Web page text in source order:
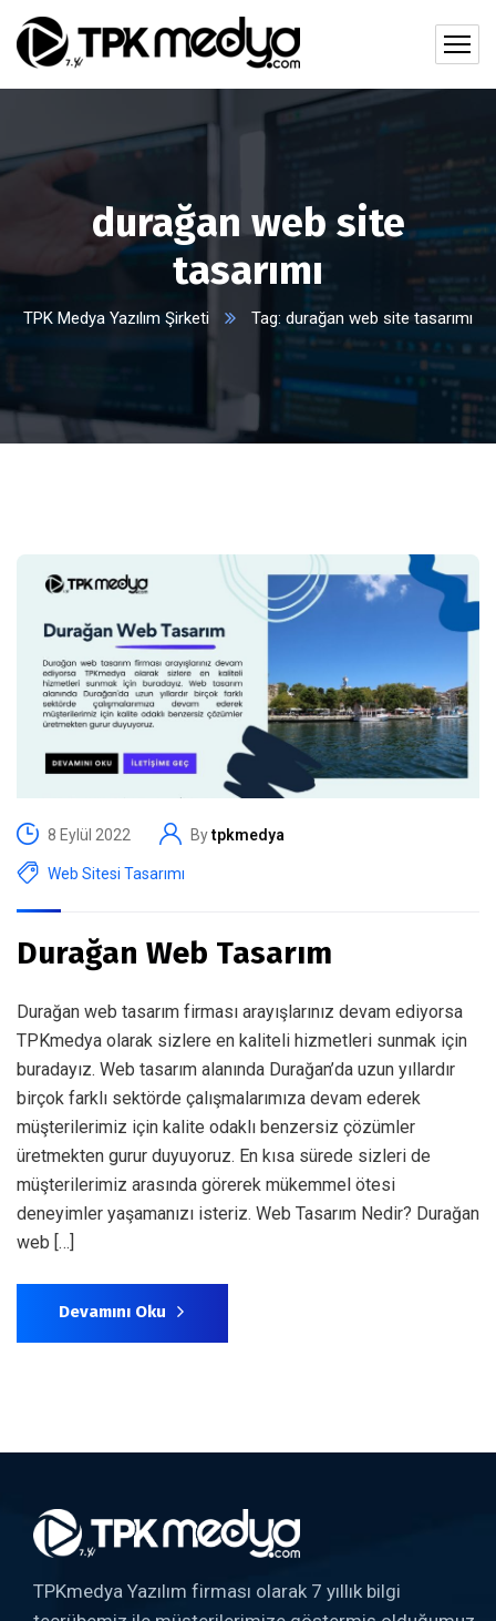
durağan web site
tasarımı
TPK Medya Yazılım Şirketi Tag: durağan web site tasarımı
8 Eylül 2022 Bytpkmedya
Web Sitesi Tasarımı
Durağan Web Tasarım
Durağan web tasarım firması arayışlarınız devam ediyorsa
TPKmedya olarak sizlere en kaliteli hizmetleri sunmak için
buradayız. Web tasarım alanında Durağan’da uzun yıllardır
birçok farklı sektörde çalışmalarımıza devam ederek
müşterilerimiz için kalite odaklı benzersiz çözümler
üretmekten gurur duyuyoruz. En kısa sürede sizleri de
müşterilerimiz arasında görerek mükemmel ötesi
deneyimler yaşamanızı isteriz. Web Tasarım Nedir? Durağan
web […]
Devamını Oku
TPKmedya Yazılım firması olarak 7 yıllık bilgi